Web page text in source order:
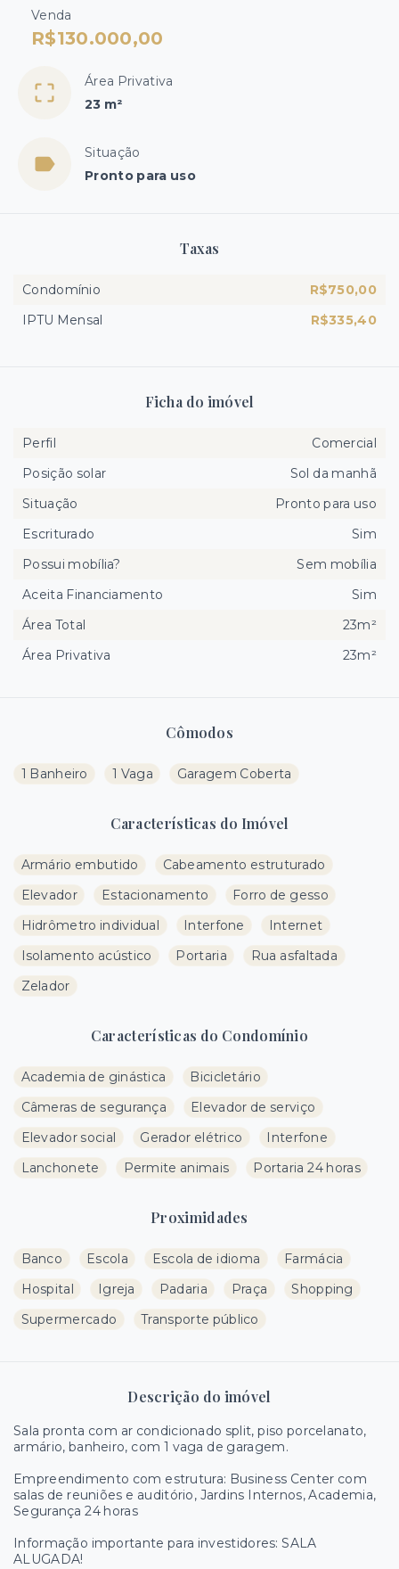
Venda
R$130.000,00
Área Privativa
23 m²
Situação
Pronto para uso
Cômodos
1 Banheiro 1 Vaga Garagem Coberta
Características do Imóvel
Armário embutido
Cabeamento estruturado
Elevador
Estacionamento
Forro de gesso
Hidrômetro individual
Interfone
Internet
Isolamento acústico
Portaria
Rua asfaltada
Zelador
Características do Condomínio
Academia de ginástica
Bicicletário
Câmeras de segurança
Elevador de serviço
Elevador social
Gerador elétrico
Interfone
Lanchonete
Permite animais Portaria 24 horas
Proximidades
Banco Escola Escola de idioma
Farmácia
Hospital
Igreja Padaria Praça
Shopping
Supermercado
Transporte público
Descrição do imóvel
Sala pronta com ar condicionado split, piso porcelanato,
armário, banheiro, com 1 vaga de garagem.
Empreendimento com estrutura: Business Center com
salas de reuniões e auditório, Jardins Internos, Academia,
Segurança 24 horas
Informação importante para investidores: SALA
ALUGADA!
Taxas
Condomínio
R$750,00
IPTU Mensal
R$335,40
Ficha do imóvel
Perfil
Comercial
Posição solar
Sol da manhã
Situação
Pronto para uso
Escriturado
Sim
Possui mobília?
Sem mobília
Aceita Financiamento
Sim
Área Total
23m²
Área Privativa
23m²